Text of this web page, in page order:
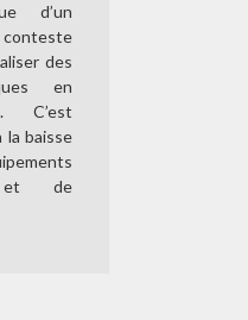
d’un
des
en
C’est
la baisse
et de